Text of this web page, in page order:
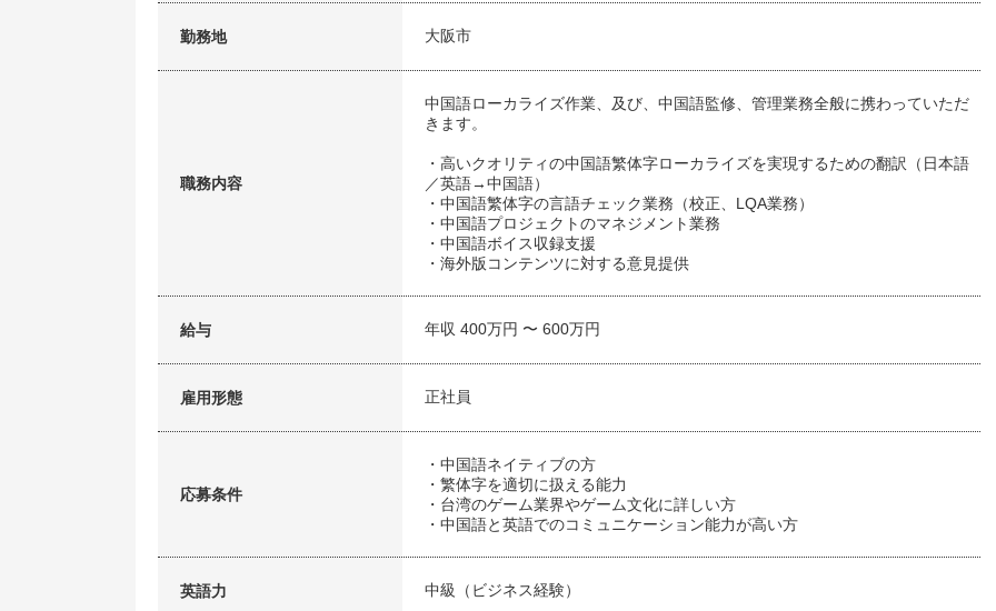
勤務地 大阪市
職務内容
中国語ローカライズ作業、及び、中国語監修、管理業務全般に携わっていただ
きます。
・高いクオリティの中国語繁体字ローカライズを実現するための翻訳（日本語
／英語→中国語）
・中国語繁体字の言語チェック業務（校正、LQA業務）
・中国語プロジェクトのマネジメント業務
・中国語ボイス収録支援
・海外版コンテンツに対する意見提供
給与 年収 400万円 〜 600万円
雇用形態 正社員
応募条件
・中国語ネイティブの方
・繁体字を適切に扱える能力
・台湾のゲーム業界やゲーム文化に詳しい方
・中国語と英語でのコミュニケーション能力が高い方
英語力 中級（ビジネス経験）